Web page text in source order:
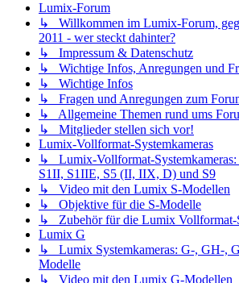
Lumix-Forum
↳ Willkommen im Lumix-Forum,
2011 - wer steckt dahinter?
↳ Impressum & Datenschutz
↳ Wichtige Infos, Anregungen und
↳ Wichtige Infos
↳ Fragen und Anregungen zum
↳ Allgemeine Themen rund ums
↳ Mitglieder stellen sich vor!
Lumix-Vollformat-Systemkameras
↳ Lumix-Vollformat-Systemkameras:
S1II, S1IIE, S5 (II, IIX, D) und S9
↳ Video mit den Lumix S-Modellen
↳ Objektive für die S-Modelle
↳ Zubehör für die Lumix Vollformat-
Lumix G
↳ Lumix Systemkameras: G-, GH-,
Modelle
↳ Video mit den Lumix G-Modellen